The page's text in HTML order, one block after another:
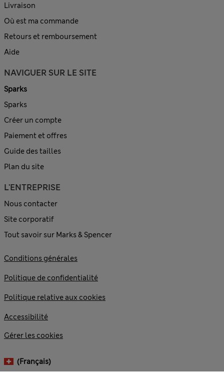
Livraison
Où est ma commande
Retours et remboursement
Aide
NAVIGUER SUR LE SITE
Sparks
Sparks
Créer un compte
Paiement et offres
Guide des tailles
Plan du site
L'ENTREPRISE
Nous contacter
Site corporatif
Tout savoir sur Marks & Spencer
Conditions générales
Politique de confidentialité
Politique relative aux cookies
Accessibilité
Gérer les cookies
(français)